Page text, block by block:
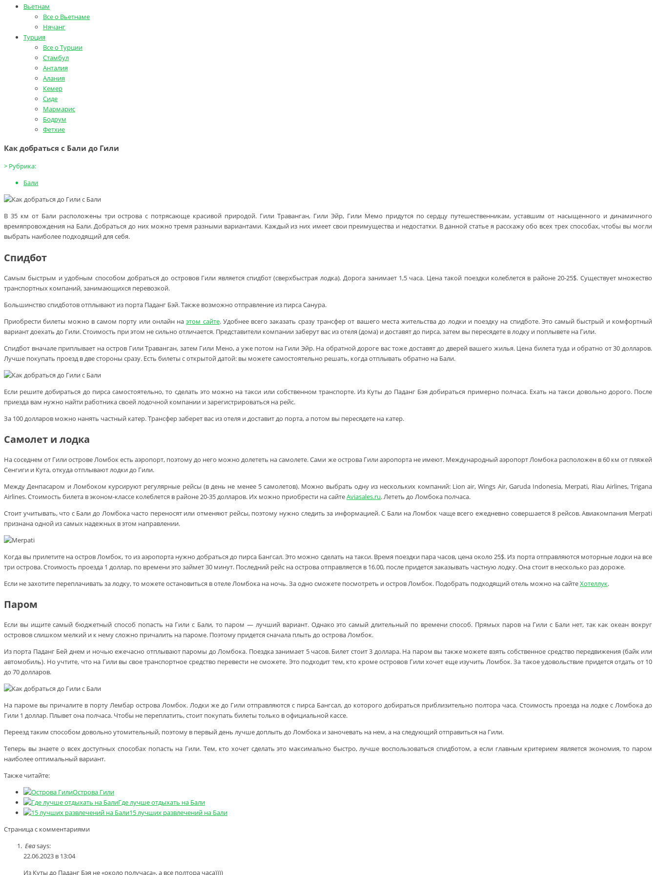
Вьетнам
Все о Вьетнаме
Нячанг
Турция
Все о Турции
Стамбул
Анталия
Алания
Кемер
Сиде
Мармарис
Бодрум
Фетхие
Как добраться с Бали до Гили
> Рубрика:
Бали
В 35 км от Бали расположены три острова с потрясающе красивой природой. Гили Траванган, Гили Эйр, Гили Мемо придутся по сердцу путешественникам, уставшим от насыщенного и динамичного
времяпровождения на Бали. Добраться до них можно тремя разными вариантами. Каждый из них имеет свои преимущества и недостатки. В данной статье я расскажу обо всех трех способах, чтобы вы могли
выбрать наиболее подходящий для себя.
Спидбот
Самым быстрым и удобным способом добраться до островов Гили является спидбот (сверхбыстрая лодка). Дорога занимает 1,5 часа. Цена такой поездки колеблется в районе 20-25$. Существует множество
транспортных компаний, занимающихся перевозкой.
Большинство спидботов отплывают из порта Паданг Бэй. Также возможно отправление из пирса Санура.
Приобрести билеты можно в самом порту или онлайн наэтом сайте. Удобнее всего заказать сразу трансфер от вашего места жительства до лодки и поездку на спидботе. Это самый быстрый и комфортный
вариант доехать до Гили. Стоимость при этом не сильно отличается. Представители компании заберут вас из отеля (дома) и доставят до пирса, затем вы пересядете в лодку и поплывете на Гили.
Спидбот вначале приплывает на остров Гили Траванган, затем Гили Мено, а уже потом на Гили Эйр. На обратной дороге вас тоже доставят до дверей вашего жилья. Цена билета туда и обратно от 30 долларов.
Лучше покупать проезд в две стороны сразу. Есть билеты с открытой датой: вы можете самостоятельно решать, когда отплывать обратно на Бали.
Если решите добираться до пирса самостоятельно, то сделать это можно на такси или собственном транспорте. Из Куты до Паданг Бэя добираться примерно полчаса. Ехать на такси довольно дорого. После
приезда вам нужно найти работника своей лодочной компании и зарегистрироваться на рейс.
За 100 долларов можно нанять частный катер. Трансфер заберет вас из отеля и доставит до порта, а потом вы пересядете на катер.
Самолет и лодка
На соседнем от Гили острове Ломбок есть аэропорт, поэтому до него можно долететь на самолете. Сами же острова Гили аэропорта не имеют. Международный аэропорт Ломбока расположен в 60 км от пляжей
Сенгиги и Кута, откуда отплывают лодки до Гили.
Между Денпасаром и Ломбоком курсируют регулярные рейсы (в день не менее 5 самолетов). Можно выбрать одну из нескольких компаний: Lion air, Wings Air, Garuda Indonesia, Merpati, Riau Airlines, Trigana
Airlines. Стоимость билета в эконом-классе колеблется в районе 20-35 долларов. Их можно приобрести на сайтеAviasales.ru. Лететь до Ломбока полчаса.
Стоит учитывать, что с Бали до Ломбока часто переносят или отменяют рейсы, поэтому нужно следить за информацией. С Бали на Ломбок чаще всего ежедневно совершается 8 рейсов. Авиакомпания Merpati
признана одной из самых надежных в этом направлении.
Когда вы прилетите на остров Ломбок, то из аэропорта нужно добраться до пирса Бангсал. Это можно сделать на такси. Время поездки пара часов, цена около 25$. Из порта отправляются моторные лодки на все
три острова. Стоимость проезда 1 доллар, по времени это займет 30 минут. Последний рейс на острова отправляется в 16.00, после придется заказывать частную лодку. Она стоит в несколько раз дороже.
Если не захотите переплачивать за лодку, то можете остановиться в отеле Ломбока на ночь. За одно сможете посмотреть и остров Ломбок. Подобрать подходящий отель можно на сайтеХотеллук.
Паром
Если вы ищите самый бюджетный способ попасть на Гили с Бали, то паром — лучший вариант. Однако это самый длительный по времени способ. Прямых паров на Гили с Бали нет, так как океан вокруг
островов слишком мелкий и к нему сложно причалить на пароме. Поэтому придется сначала плыть до острова Ломбок.
Из порта Паданг Бей днем и ночью ежечасно отплывают паромы до Ломбока. Поездка занимает 5 часов. Билет стоит 3 доллара. На паром вы также можете взять собственное средство передвижения (байк или
автомобиль). Но учтите, что на Гили вы свое транспортное средство перевести не сможете. Это подходит тем, кто кроме островов Гили хочет еще изучить Ломбок. За такое удовольствие придется отдать от 10
до 70 долларов.
На пароме вы причалите в порту Лембар острова Ломбок. Лодки же до Гили отправляются с пирса Бангсал, до которого добираться приблизительно полтора часа. Стоимость проезда на лодке с Ломбока до
Гили 1 доллар. Плывет она полчаса. Чтобы не переплатить, стоит покупать билеты только в официальной кассе.
Переезд таким способом довольно утомительный, поэтому в первый день лучше доплыть до Ломбока и заночевать на нем, а на следующий отправиться на Гили.
Теперь вы знаете о всех доступных способах попасть на Гили. Тем, кто хочет сделать это максимально быстро, лучше воспользоваться спидботом, а если главным критерием является экономия, то паром
наиболее оптимальный вариант.
Также читайте:
Острова Гили
Где лучше отдыхать на Бали
15 лучших развлечений на Бали
Страница с комментариями
Еваsays:
22.06.2023 в 13:04
Из Куты до Паданг Бэя не «около получаса», а все полтора часа))))